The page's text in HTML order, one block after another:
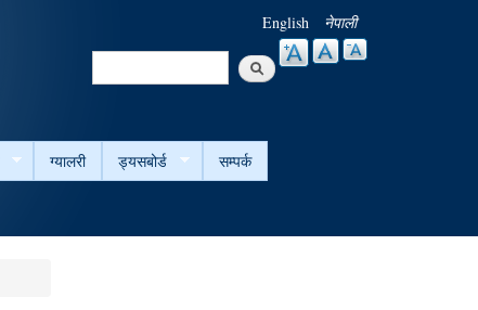
English नेपाली
Search
ग्यालरी ड्यसबोर्ड
सम्पर्क